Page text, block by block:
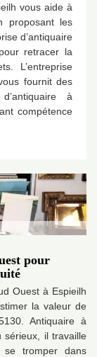
vous aide à
proposant les
d’antiquaire
retracer la
L’entreprise
fournit des
à
compétence
pour
Ouest à Espieilh
la valeur de
Antiquaire à
sérieux, il travaille
se tromper dans